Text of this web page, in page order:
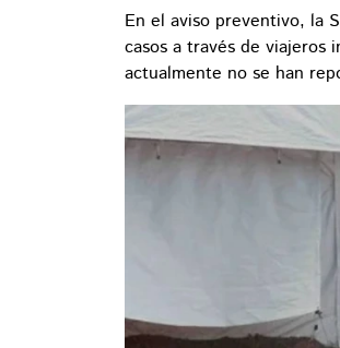
En el aviso preventivo, la
casos a través de viajeros
actualmente no se han